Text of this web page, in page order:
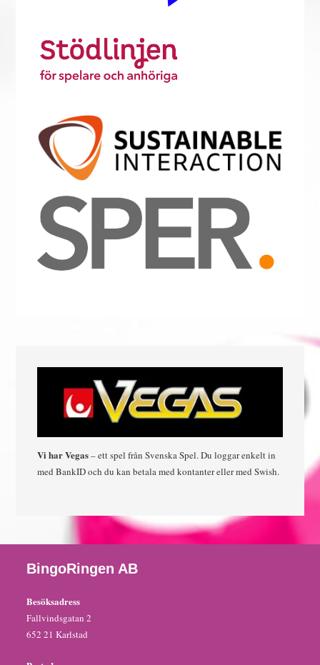
Vi har Vegas– ett spel från Svenska Spel. Du loggar enkelt in
med BankID och du kan betala med kontanter eller med Swish.
BingoRingen AB
Besöksadress
Fallvindsgatan 2
652 21 Karlstad